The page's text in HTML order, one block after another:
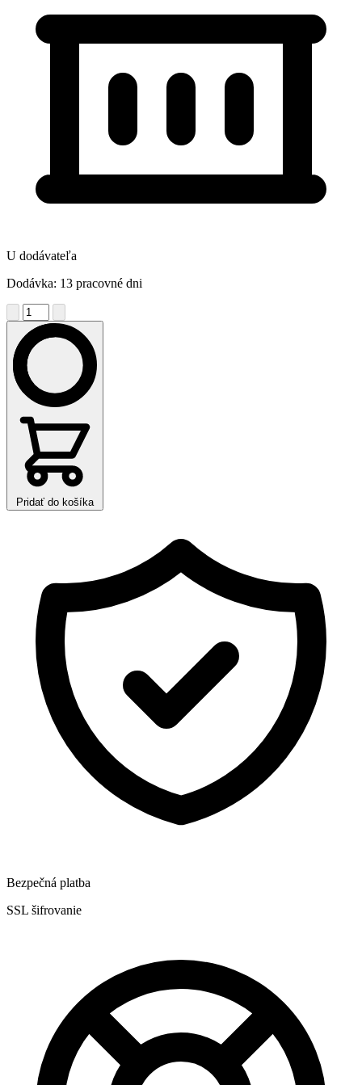
U dodávateľa
Dodávka: 13 pracovné dni
Pridať do košíka
Bezpečná platba
SSL šifrovanie